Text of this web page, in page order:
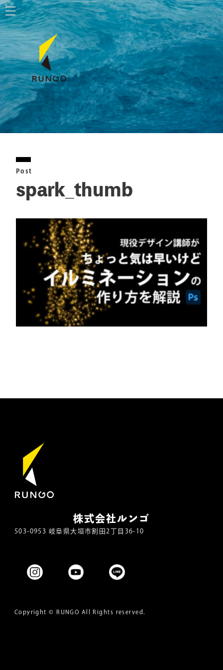
ホーム
株式会社ルンゴ
事業内容
お知らせ
Post
spark_thumb
株式会社ルンゴ
503-0953 岐阜県大垣市割田2丁目36-10
Copyright © RUNGO All Rights reserved.